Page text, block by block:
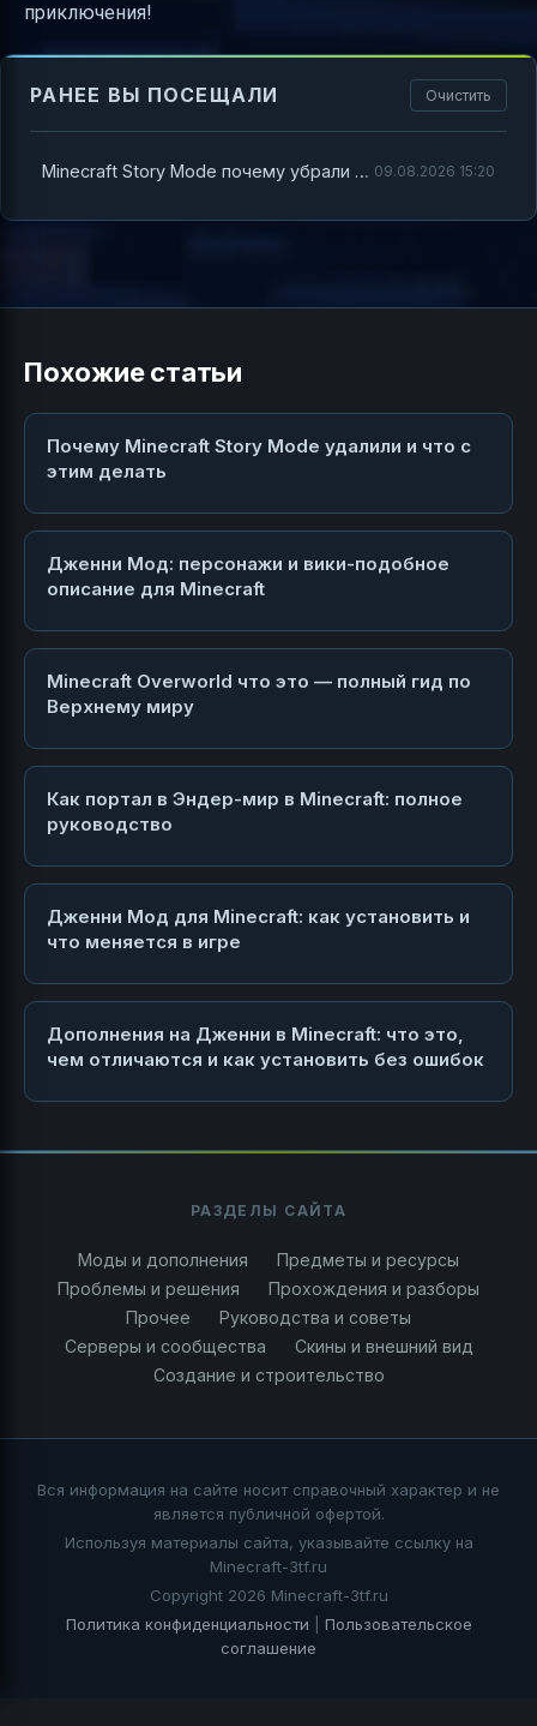
приключения!
РАНЕЕ ВЫ ПОСЕЩАЛИ Очистить
Minecraft Story Mode почему убрали из Стима — полный разбор и ответы на все вопросы 09.08.2026 15:20
Похожие статьи
Почему Minecraft Story Mode удалили и что с
этим делать
Дженни Мод: персонажи и вики-подобное
описание для Minecraft
Minecraft Overworld что это — полный гид по
Верхнему миру
Как портал в Эндер-мир в Minecraft: полное
руководство
Дженни Мод для Minecraft: как установить и
что меняется в игре
Дополнения на Дженни в Minecraft: что это,
чем отличаются и как установить без ошибок
РАЗДЕЛЫ САЙТА
Моды и дополнения
Предметы и ресурсы
Проблемы и решения
Прохождения и разборы
Прочее
Руководства и советы
Серверы и сообщества
Скины и внешний вид
Создание и строительство
Вся информация на сайте носит справочный характер и не
является публичной офертой.
Используя материалы сайта, указывайте ссылку на
Minecraft-3tf.ru
Copyright 2026 Minecraft-3tf.ru
Политика конфиденциальности
Пользовательское
соглашение